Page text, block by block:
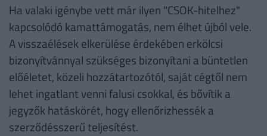
Ha valaki igénybe vett már ilyen "CSOK-hitelhez"
kapcsolódó kamattámogatás, nem élhet újból vele.
A visszaélések elkerülése érdekében erkölcsi
bizonyítvánnyal szükséges bizonyítani a büntetlen
előéletet, közeli hozzátartozótól, saját cégtől nem
lehet ingatlant venni falusi csokkal, és bővítik a
jegyzők hatáskörét, hogy ellenőrizhessék a
szerződésszerű teljesítést.